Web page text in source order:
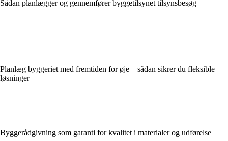
Sådan planlægger og gennemfører byggetilsynet tilsynsbesøg
Planlæg byggeriet med fremtiden for øje – sådan sikrer du fleksible
løsninger
Byggerådgivning som garanti for kvalitet i materialer og udførelse